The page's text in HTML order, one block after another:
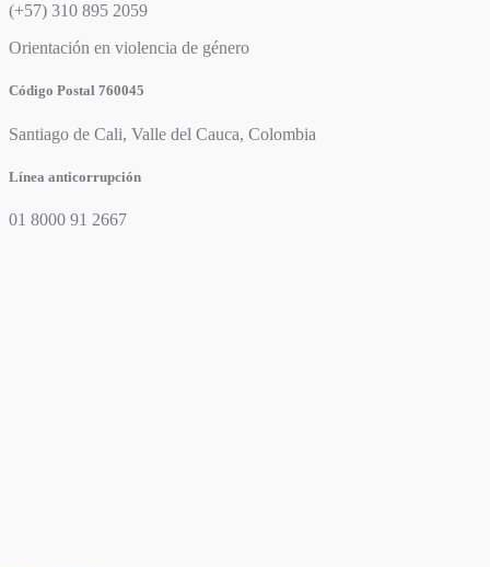
(+57) 310 895 2059
Orientación en violencia de género
Código Postal 760045
Santiago de Cali, Valle del Cauca, Colombia
Línea anticorrupción
01 8000 91 2667